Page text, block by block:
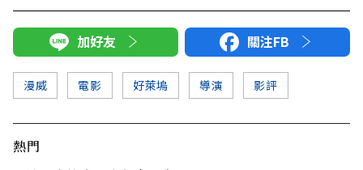
加好友 關注FB
漫威 電影 好萊塢 導演 影評
熱門